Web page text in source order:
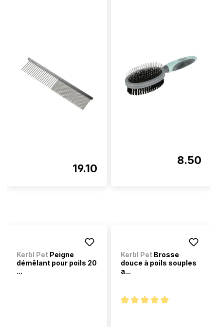
19.10
8.50
Kerbl Pet Peigne
démêlant pour poils 20
...
Kerbl Pet Brosse
douce à poils souples
a...